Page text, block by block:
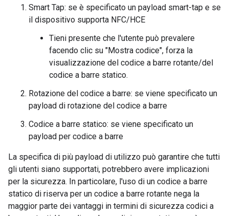
Smart Tap: se è specificato un payload smart-tap e se
il dispositivo supporta NFC/HCE
Tieni presente che l'utente può prevalere
facendo clic su "Mostra codice", forza la
visualizzazione del codice a barre rotante/del
codice a barre statico.
Rotazione del codice a barre: se viene specificato un
payload di rotazione del codice a barre
Codice a barre statico: se viene specificato un
payload per codice a barre
La specifica di più payload di utilizzo può garantire che tutti
gli utenti siano supportati, potrebbero avere implicazioni
per la sicurezza. In particolare, l'uso di un codice a barre
statico di riserva per un codice a barre rotante nega la
maggior parte dei vantaggi in termini di sicurezza codici a